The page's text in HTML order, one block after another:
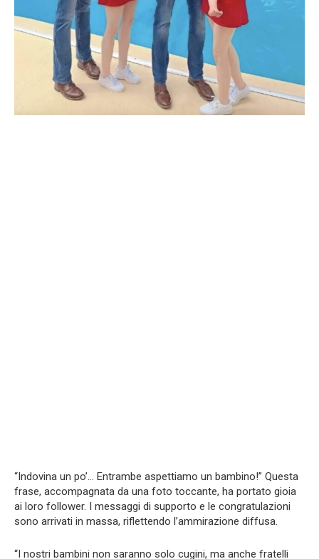
“Indovina un po’… Entrambe aspettiamo un bambino!” Questa
frase, accompagnata da una foto toccante, ha portato gioia
ai loro follower. I messaggi di supporto e le congratulazioni
sono arrivati in massa, riflettendo l’ammirazione diffusa.
“I nostri bambini non saranno solo cugini, ma anche fratelli